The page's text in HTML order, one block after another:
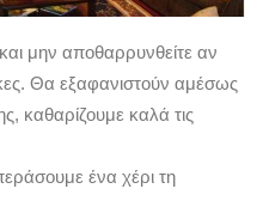
μην αποθαρρυνθείτε αν
Θα εξαφανιστούν αμέσως
καθαρίζουμε καλά τις
ένα χέρι τη